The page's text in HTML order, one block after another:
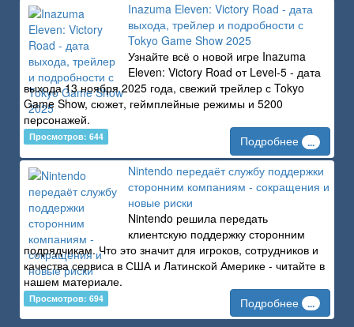
Inazuma Eleven: Victory Road - дата
выхода, трейлер и подробности с
Tokyo Game Show 2025
Узнайте всё о новой игре Inazuma
Eleven: Victory Road от Level-5 - дата
выхода 13 ноября 2025 года, свежий трейлер с Tokyo
Game Show, сюжет, геймплейные режимы и 5200
персонажей.
Просмотров: 644 Подробнее ...
Nintendo передаёт службу поддержки
сторонним компаниям - сокращения и
новые риски
Nintendo решила передать
клиентскую поддержку сторонним
подрядчикам. Что это значит для игроков, сотрудников и
качества сервиса в США и Латинской Америке - читайте в
нашем материале.
Просмотров: 694 Подробнее ...